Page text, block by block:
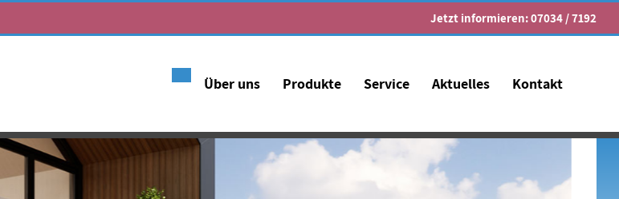
Jetzt informieren:07034 / 7192
Über uns Produkte Service Aktuelles Kontakt